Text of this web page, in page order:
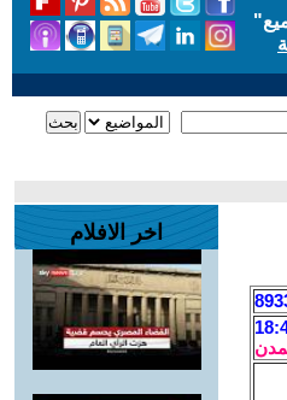
"
اخر الافلام